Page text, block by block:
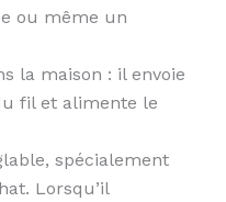
ou même un
la maison : il envoie
fil et alimente le
spécialement
Lorsqu’il